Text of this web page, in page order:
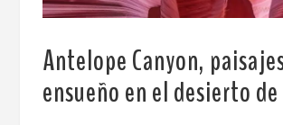
Antelope Canyon,
ensueño en el desierto